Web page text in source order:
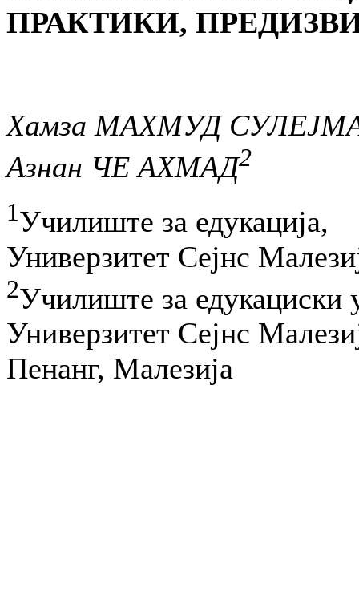
ПРАКТИКИ,
Хамза МАХМУД
Азнан ЧЕ АХМАД2
1Училиште за едукација,
Универзитет Сејнс
2Училиште за едукациски
Универзитет Сејнс
Пенанг, Малезија